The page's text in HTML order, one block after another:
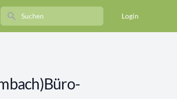
Search Login